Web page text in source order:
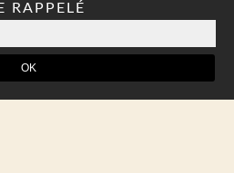
RAPPELÉ